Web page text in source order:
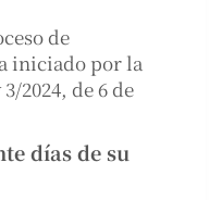
de
iniciado por la
2024, de 6 de
días de su